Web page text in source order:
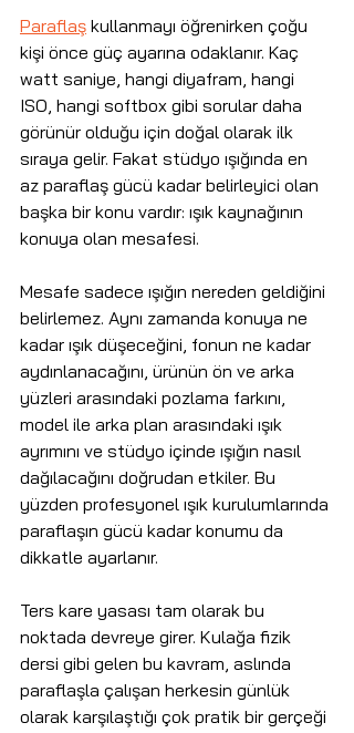
Paraflaş kullanmayı öğrenirken çoğu
kişi önce güç ayarına odaklanır. Kaç
watt saniye, hangi diyafram, hangi
ISO, hangi softbox gibi sorular daha
görünür olduğu için doğal olarak ilk
sıraya gelir. Fakat stüdyo ışığında en
az paraflaş gücü kadar belirleyici olan
başka bir konu vardır: ışık kaynağının
konuya olan mesafesi.
Mesafe sadece ışığın nereden geldiğini
belirlemez. Aynı zamanda konuya ne
kadar ışık düşeceğini, fonun ne kadar
aydınlanacağını, ürünün ön ve arka
yüzleri arasındaki pozlama farkını,
model ile arka plan arasındaki ışık
ayrımını ve stüdyo içinde ışığın nasıl
dağılacağını doğrudan etkiler. Bu
yüzden profesyonel ışık kurulumlarında
paraflaşın gücü kadar konumu da
dikkatle ayarlanır.
Ters kare yasası tam olarak bu
noktada devreye girer. Kulağa fizik
dersi gibi gelen bu kavram, aslında
paraflaşla çalışan herkesin günlük
olarak karşılaştığı çok pratik bir gerçeği